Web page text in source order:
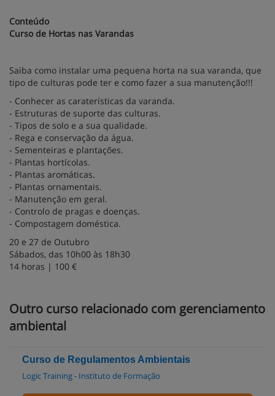
Conteúdo
Curso de Hortas nas Varandas
Saiba como instalar uma pequena horta na sua varanda, que
tipo de culturas pode ter e como fazer a sua manutenção!!!
- Conhecer as caraterísticas da varanda.
- Estruturas de suporte das culturas.
- Tipos de solo e a sua qualidade.
- Rega e conservação da água.
- Sementeiras e plantações.
- Plantas hortícolas.
- Plantas aromáticas.
- Plantas ornamentais.
- Manutenção em geral.
- Controlo de pragas e doenças.
- Compostagem doméstica.
20 e 27 de Outubro
Sábados, das 10h00 às 18h30
14 horas | 100 €
Outro curso relacionado com gerenciamento
ambiental
Curso de Regulamentos Ambientais
Logic Training - Instituto de Formação